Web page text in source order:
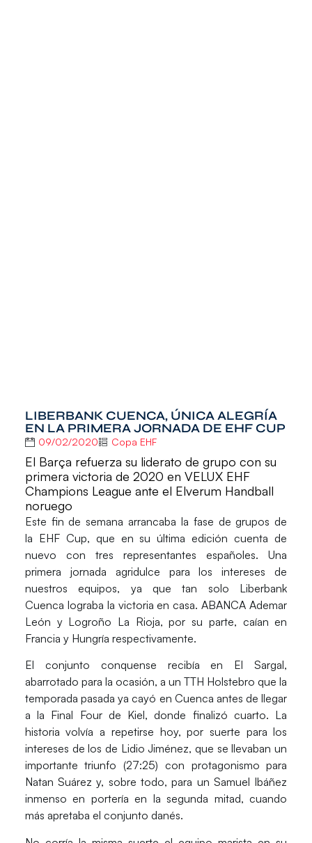
LIBERBANK CUENCA, ÚNICA ALEGRÍA
EN LA PRIMERA JORNADA DE EHF CUP
09/02/2020 Copa EHF
El Barça refuerza su liderato de grupo con su
primera victoria de 2020 en VELUX EHF
Champions League ante el Elverum Handball
noruego
Este fin de semana arrancaba la fase de grupos de
la EHF Cup, que en su última edición cuenta de
nuevo con tres representantes españoles. Una
primera jornada agridulce para los intereses de
nuestros equipos, ya que tan solo Liberbank
Cuenca lograba la victoria en casa.ABANCA Ademar
León y Logroño La Rioja,por su parte, caían en
Francia y Hungría respectivamente.
El conjunto conquense recibía en El Sargal,
abarrotado para la ocasión, a unTTH Holstebro que la
temporada pasada ya cayó en Cuenca antes de llegar
a la Final Four de Kiel, donde finalizó cuarto. La
historia volvía a repetirse hoy, por suerte para los
intereses de los de Lidio Jiménez, que se llevaban un
importante triunfo(27:25) con protagonismo para
Natan Suárez y, sobre todo, para un Samuel Ibáñez
inmenso en portería en la segunda mitad, cuando
más apretaba el conjunto danés.